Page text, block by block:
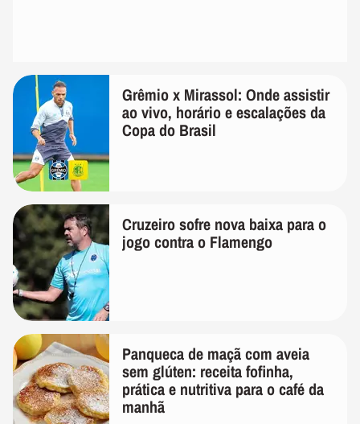
Grêmio x Mirassol: Onde assistir
ao vivo, horário e escalações da
Copa do Brasil
Cruzeiro sofre nova baixa para o
jogo contra o Flamengo
Panqueca de maçã com aveia
sem glúten: receita fofinha,
prática e nutritiva para o café da
manhã